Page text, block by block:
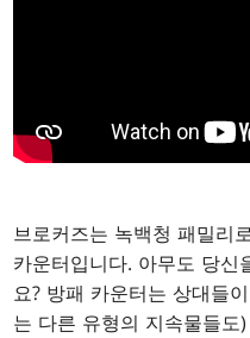
브로커즈는 녹백청 패밀리
카운터입니다. 아무도 당
요? 방패 카운터는 상대들
는 다른 유형의 지속물들도